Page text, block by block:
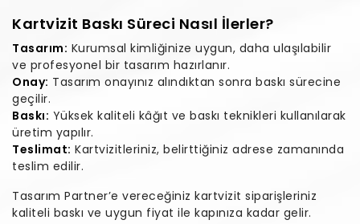
Kartvizit Baskı Süreci Nasıl İlerler?
Tasarım: Kurumsal kimliğinize uygun, daha ulaşılabilir
ve profesyonel bir tasarım hazırlanır.
Onay: Tasarım onayınız alındıktan sonra baskı sürecine
geçilir.
Baskı: Yüksek kaliteli kâğıt ve baskı teknikleri kullanılarak
üretim yapılır.
Teslimat: Kartvizitleriniz, belirttiğiniz adrese zamanında
teslim edilir.
Tasarım Partner’e vereceğiniz kartvizit siparişleriniz
kaliteli baskı ve uygun fiyat ile kapınıza kadar gelir.